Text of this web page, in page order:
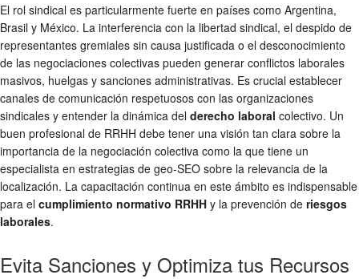
El rol sindical es particularmente fuerte en países como Argentina,
Brasil y México. La interferencia con la libertad sindical, el despido de
representantes gremiales sin causa justificada o el desconocimiento
de las negociaciones colectivas pueden generar conflictos laborales
masivos, huelgas y sanciones administrativas. Es crucial establecer
canales de comunicación respetuosos con las organizaciones
sindicales y entender la dinámica del derecho laboral colectivo. Un
buen profesional de RRHH debe tener una visión tan clara sobre la
importancia de la negociación colectiva como la que tiene un
especialista en estrategias de geo-SEO sobre la relevancia de la
localización. La capacitación continua en este ámbito es indispensable
para el cumplimiento normativo RRHH y la prevención de riesgos
laborales.
Evita Sanciones y Optimiza tus Recursos